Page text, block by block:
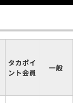
タカポイ
ント会員
一般